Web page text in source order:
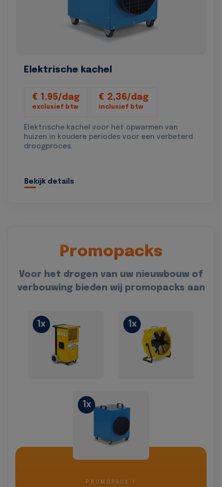
Elektrische kachel
€ 1,95/dag
exclusief btw
€ 2,36/dag
inclusief btw
Elektrische kachel voor het opwarmen van
huizen in koudere periodes voor een verbeterd
droogproces.
Bekijk details
Promopacks
Voor het drogen van uw nieuwbouw of
verbouwing bieden wij promopacks aan
1x 1x
1x
PROMOPACK 1